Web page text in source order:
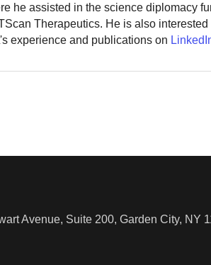
he assisted in the science diplomacy
Therapeutics. He is also
experience and publications on
Avenue, Suite 200, Garden City, NY